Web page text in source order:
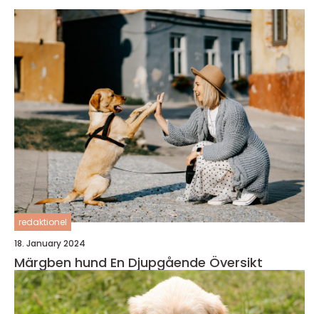
redaktionel
18. January 2024
Märgben hund En Djupgående Översikt